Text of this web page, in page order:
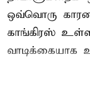
ஒவ்வொரு
காங்கிரஸ்
வாடிக்கையாக